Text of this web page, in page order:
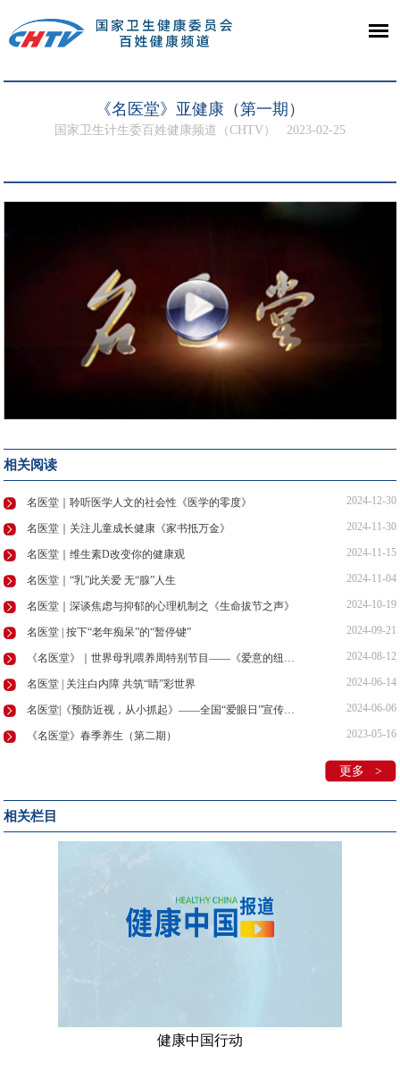
《名医堂》亚健康（第一期）
国家卫生计生委百姓健康频道（CHTV） 2023-02-25
相关阅读
名医堂｜聆听医学人文的社会性《医学的零度》 2024-12-30
名医堂｜关注儿童成长健康《家书抵万金》 2024-11-30
名医堂｜维生素D改变你的健康观 2024-11-15
名医堂｜“乳”此关爱 无“腺”人生 2024-11-04
名医堂｜深谈焦虑与抑郁的心理机制之《生命拔节之声》 2024-10-19
名医堂 | 按下“老年痴呆”的“暂停键” 2024-09-21
《名医堂》｜世界母乳喂养周特别节目——《爱意的纽带》 2024-08-12
名医堂 | 关注白内障 共筑“睛”彩世界 2024-06-14
名医堂|《预防近视，从小抓起》——全国“爱眼日”宣传教育周 2024-06-06
《名医堂》春季养生（第二期） 2023-05-16
更多 >
相关栏目
健康中国行动